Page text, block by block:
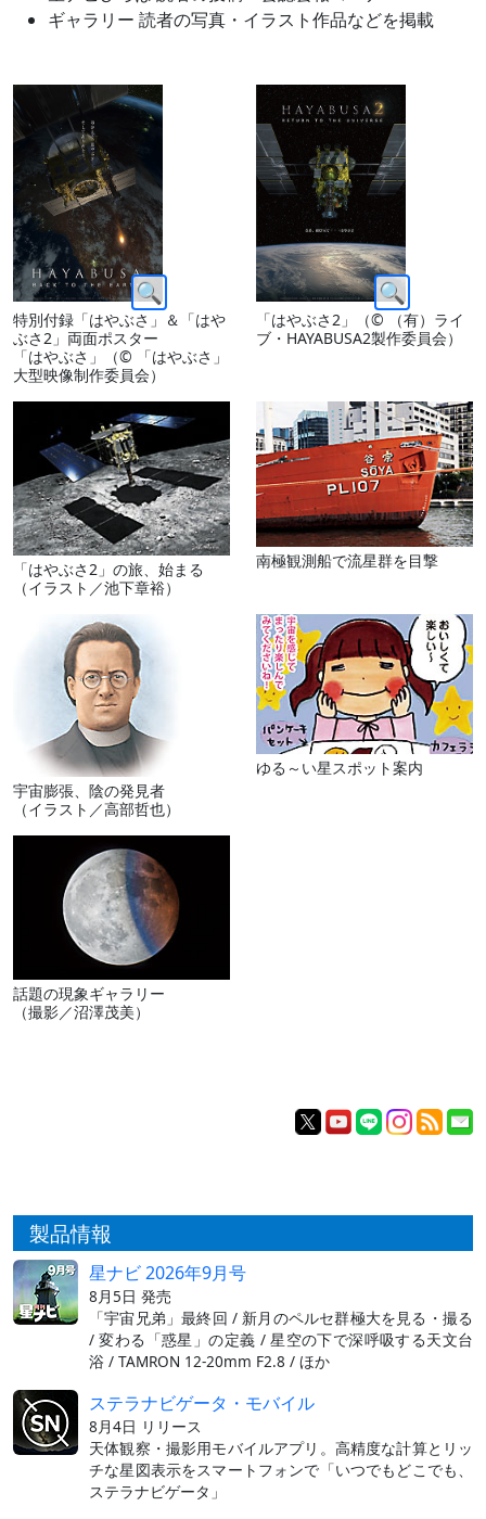
ギャラリー 読者の写真・イラスト作品などを掲載
特別付録「はやぶさ」＆「はや
ぶさ2」両面ポスター
「はやぶさ」（© 「はやぶさ」
大型映像制作委員会）
「はやぶさ2」（© （有）ライ
ブ・HAYABUSA2製作委員会）
「はやぶさ2」の旅、始まる
（イラスト／池下章裕）
南極観測船で流星群を目撃
宇宙膨張、陰の発見者
（イラスト／高部哲也）
ゆる～い星スポット案内
話題の現象ギャラリー
（撮影／沼澤茂美）
製品情報
星ナビ 2026年9月号
8月5日 発売
「宇宙兄弟」最終回 / 新月のペルセ群極大を見る・撮る
/ 変わる「惑星」の定義 / 星空の下で深呼吸する天文台
浴 / TAMRON 12-20mm F2.8 / ほか
ステラナビゲータ・モバイル
8月4日 リリース
天体観察・撮影用モバイルアプリ。高精度な計算とリッ
チな星図表示をスマートフォンで「いつでもどこでも、
ステラナビゲータ」